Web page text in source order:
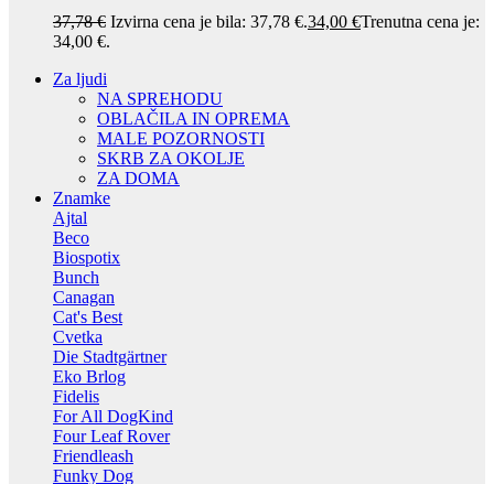
37,78€ Izvirna cena je bila: 37,78 €.34,00 €Trenutna cena je:
34,00 €.
Za ljudi
NA SPREHODU
OBLAČILA IN OPREMA
MALE POZORNOSTI
SKRB ZA OKOLJE
ZA DOMA
Znamke
Ajtal
Beco
Biospotix
Bunch
Canagan
Cat's Best
Cvetka
Die Stadtgärtner
Eko Brlog
Fidelis
For All DogKind
Four Leaf Rover
Friendleash
Funky Dog